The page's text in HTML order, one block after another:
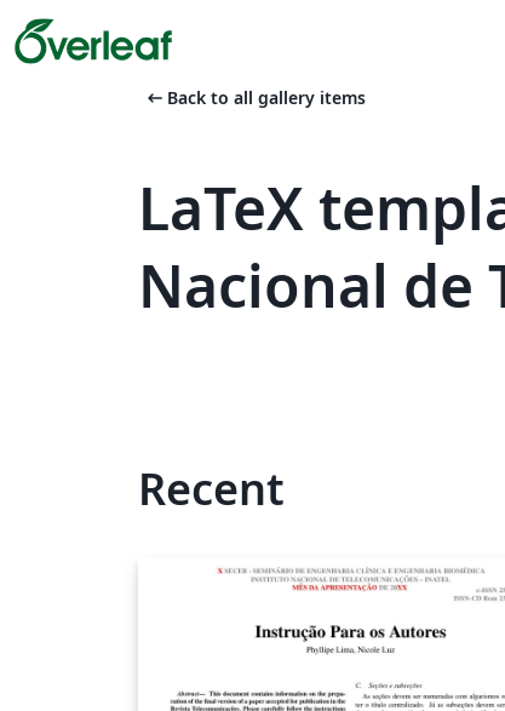
arrow_left_alt Back to all gallery items
LaTeX
Nacional de
Recent